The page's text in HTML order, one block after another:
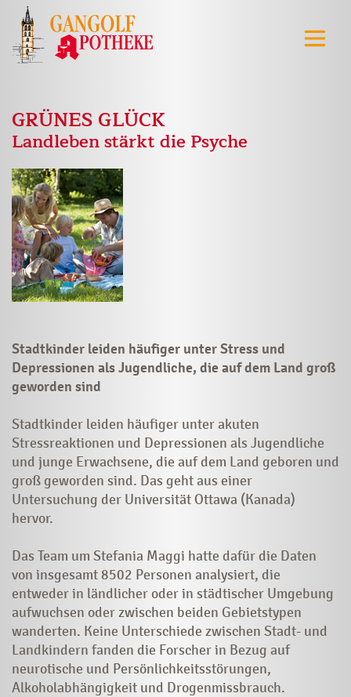
GRÜNES GLÜCK
Landleben stärkt die Psyche
Stadtkinder leiden häufiger unter Stress und
Depressionen als Jugendliche, die auf dem Land groß
geworden sind
Stadtkinder leiden häufiger unter akuten
Stressreaktionen und Depressionen als Jugendliche
und junge Erwachsene, die auf dem Land geboren und
groß geworden sind. Das geht aus einer
Untersuchung der Universität Ottawa (Kanada)
hervor.
Das Team um Stefania Maggi hatte dafür die Daten
von insgesamt 8502 Personen analysiert, die
entweder in ländlicher oder in städtischer Umgebung
aufwuchsen oder zwischen beiden Gebietstypen
wanderten. Keine Unterschiede zwischen Stadt- und
Landkindern fanden die Forscher in Bezug auf
neurotische und Persönlichkeitsstörungen,
Alkoholabhängigkeit und Drogenmissbrauch.